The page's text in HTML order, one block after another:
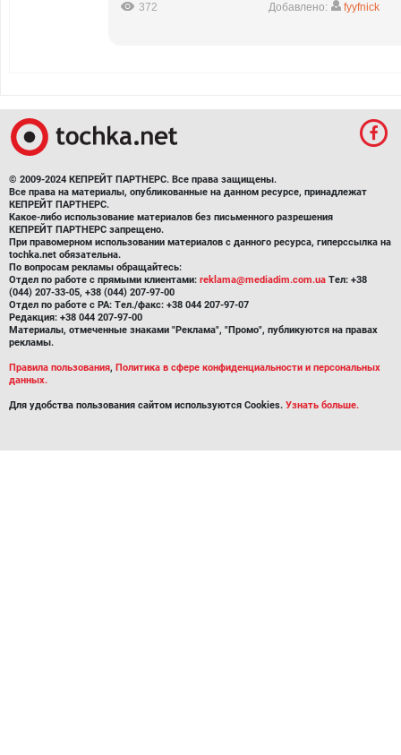
372 Добавлено: fyyfnick
© 2009-2024 КЕПРЕЙТ ПАРТНЕРС. Все права защищены.
Все права на материалы, опубликованные на данном ресурсе, принадлежат
КЕПРЕЙТ ПАРТНЕРС.
Какое-либо использование материалов без письменного разрешения
КЕПРЕЙТ ПАРТНЕРС запрещено.
При правомерном использовании материалов с данного ресурса, гиперссылка на
tochka.net обязательна.
По вопросам рекламы обращайтесь:
Отдел по работе с прямыми клиентами: reklama@mediadim.com.ua Тел: +38
(044) 207-33-05, +38 (044) 207-97-00
Отдел по работе с РА: Тел./факс: +38 044 207-97-07
Редакция: +38 044 207-97-00
Материалы, отмеченные знаками "Реклама", "Промо", публикуются на правах
рекламы.
Правила пользования, Политика в сфере конфиденциальности и персональных
данных.
Для удобства пользования сайтом используются Cookies. Узнать больше.